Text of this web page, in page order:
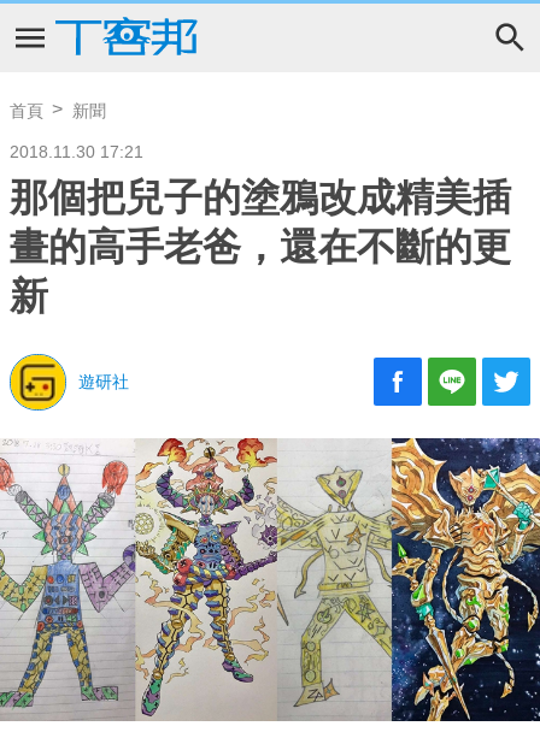
首頁 新聞
2018.11.30 17:21
那個把兒子的塗鴉改成精美插
畫的高手老爸，還在不斷的更
新
遊研社